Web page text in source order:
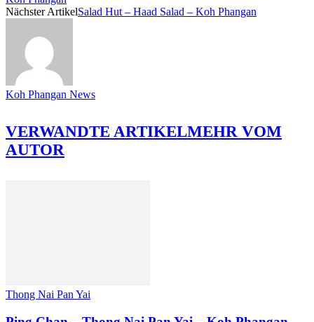
Nächster ArtikelSalad Hut – Haad Salad – Koh Phangan
Koh Phangan News
VERWANDTE ARTIKELMEHR VOM
AUTOR
Thong Nai Pan Yai